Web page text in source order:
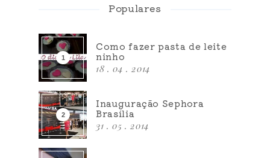
Populares
Como fazer pasta de leite
ninho
18 . 04 . 2014
Inauguração Sephora
Brasília
31 . 05 . 2014